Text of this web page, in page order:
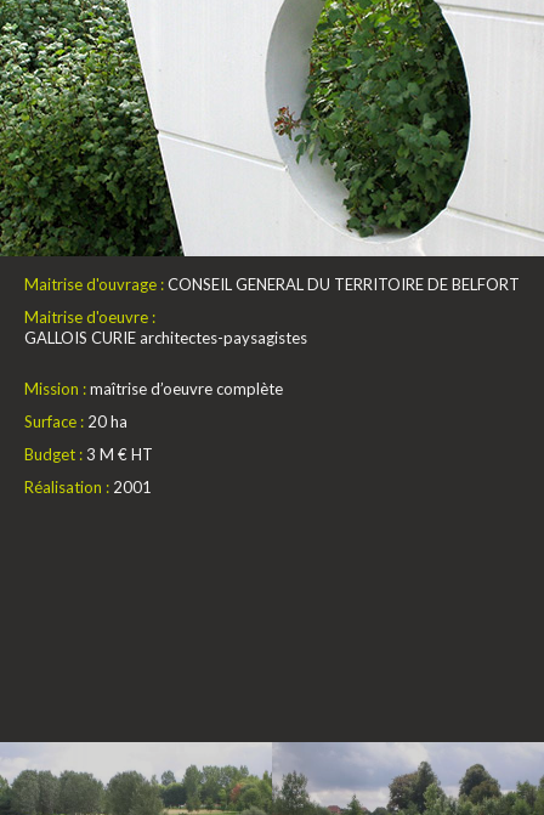
Maitrise d'ouvrage :CONSEIL GENERAL DU TERRITOIRE DE BELFORT
Maitrise d'oeuvre :
GALLOIS CURIE architectes-paysagistes
Mission :maîtrise d’oeuvre complète
Surface : 20 ha
Budget :3 M € HT
Réalisation : 2001